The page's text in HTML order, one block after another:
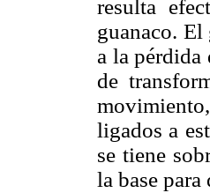
resulta
guanaco. El
a la pérdida
de
ligados a
se tiene
la base